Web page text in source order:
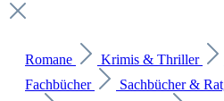
Romane Krimis & Thriller
Fachbücher
Sachbücher &